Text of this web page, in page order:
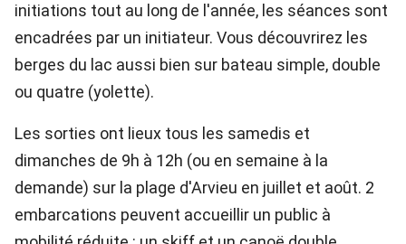
initiations tout au long de l'année, les séances sont
encadrées par un initiateur. Vous découvrirez les
berges du lac aussi bien sur bateau simple, double
ou quatre (yolette).
Les sorties ont lieux tous les samedis et
dimanches de 9h à 12h (ou en semaine à la
demande) sur la plage d'Arvieu en juillet et août. 2
embarcations peuvent accueillir un public à